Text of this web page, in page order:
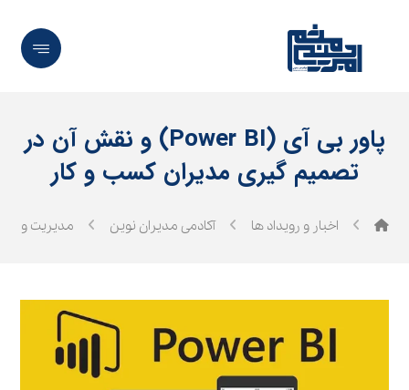
پاور بی آی (Power BI) و نقش آن در
تصمیم‌ گیری مدیران کسب‌ و کار
اخبار و رویداد ها آکادمی مدیران نوین مدیریت و